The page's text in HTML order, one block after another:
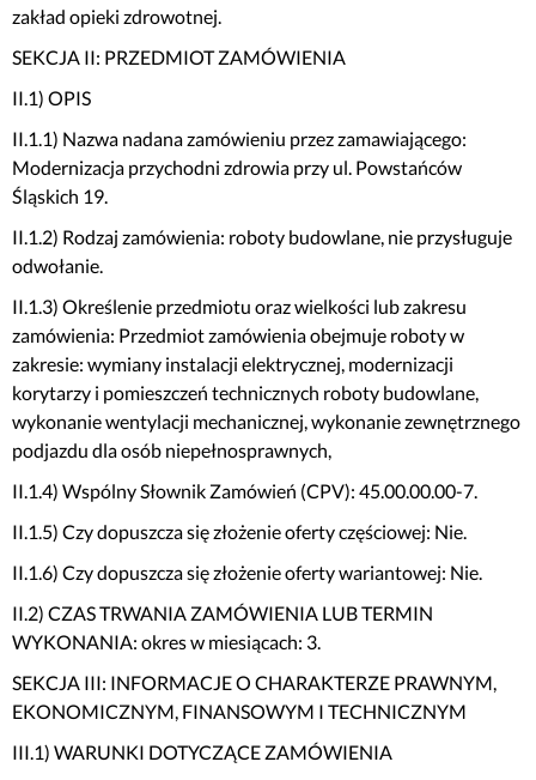
zakład opieki zdrowotnej.
SEKCJA II: PRZEDMIOT ZAMÓWIENIA
II.1) OPIS
II.1.1) Nazwa nadana zamówieniu przez zamawiającego:
Modernizacja przychodni zdrowia przy ul. Powstańców
Śląskich 19.
II.1.2) Rodzaj zamówienia: roboty budowlane, nie przysługuje
odwołanie.
II.1.3) Określenie przedmiotu oraz wielkości lub zakresu
zamówienia: Przedmiot zamówienia obejmuje roboty w
zakresie: wymiany instalacji elektrycznej, modernizacji
korytarzy i pomieszczeń technicznych roboty budowlane,
wykonanie wentylacji mechanicznej, wykonanie zewnętrznego
podjazdu dla osób niepełnosprawnych,
II.1.4) Wspólny Słownik Zamówień (CPV): 45.00.00.00-7.
II.1.5) Czy dopuszcza się złożenie oferty częściowej: Nie.
II.1.6) Czy dopuszcza się złożenie oferty wariantowej: Nie.
II.2) CZAS TRWANIA ZAMÓWIENIA LUB TERMIN
WYKONANIA: okres w miesiącach: 3.
SEKCJA III: INFORMACJE O CHARAKTERZE PRAWNYM,
EKONOMICZNYM, FINANSOWYM I TECHNICZNYM
III.1) WARUNKI DOTYCZĄCE ZAMÓWIENIA